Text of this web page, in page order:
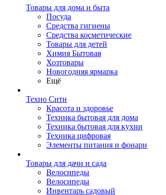
Товары для дома и быта
Посуда
Средства гигиены
Средства косметические
Товары для детей
Химия Бытовая
Хозтовары
Новогодняя ярмарка
Ещё
Техно Сити
Красота и здоровье
Техника бытовая для дома
Техника бытовая для кухни
Техника цифровая
Элементы питания и фонари
Товары для дачи и сада
Велосипеды
Велосипеды
Инвентарь садовый